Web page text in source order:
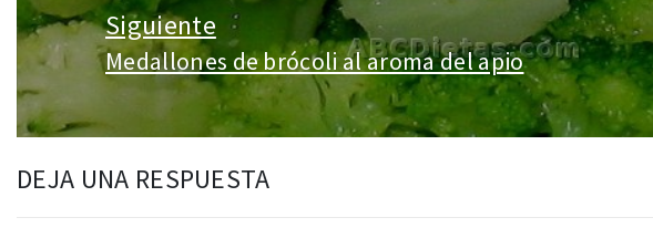
Siguiente
Entrada
siguiente:
Medallones de brócoli al aroma del apio
DEJA UNA RESPUESTA